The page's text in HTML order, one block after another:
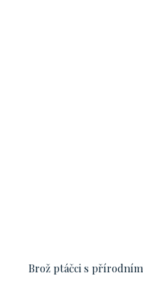
Brož ptáčci s